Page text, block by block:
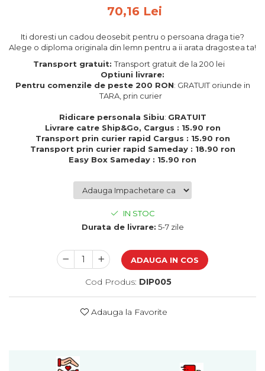
Felicitari din lemn
Felicitari pentru cei dragi
Rame foto din lemn
Aromaterapie
Papioane din lemn
Decoratiuni pentru casa
Genti si portofele barbati din
Produse personalizate pentru
Cadouri pentru iubit
70,16 Lei
Iti doresti un cadou deosebit pentru o persoana draga tie?
Alege o diploma originala din lemn pentru a ii arata dragostea ta!
Transport gratuit:Transport gratuit de la 200 lei
Optiuni livrare:
Pentru comenzile de peste 200 RON: GRATUIT oriunde in
TARA, prin curier
Ridicare personala Sibiu: GRATUIT
Livrare catre Ship&Go, Cargus : 15.90 ron
Transport prin curier rapid Cargus : 15.90 ron
Transport prin curier rapid Sameday : 18.90 ron
Easy Box Sameday : 15.90 ron
IN STOC
Durata de livrare: 5-7 zile
ADAUGA IN COS
Cod Produs: DIP005
Adauga la Favorite